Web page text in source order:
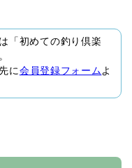
「初めての釣り倶楽
に会員登録フォームよ